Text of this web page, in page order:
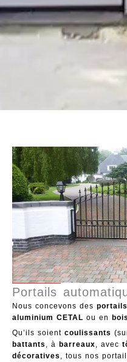
Portails
Nous concevons des
aluminium CETAL ou en
Qu’ils soient coulissants
battants , à barreaux, avec
décoratives , tous nos